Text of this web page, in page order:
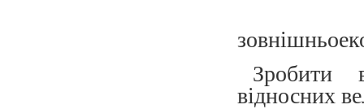
Зробити
відносних